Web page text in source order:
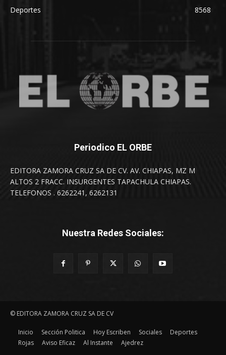
Deportes
8568
Periodico EL ORBE
EDITORA ZAMORA CRUZ SA DE CV. AV. CHIAPAS, MZ M
ALTOS 2 FRACC. INSURGENTES TAPACHULA CHIAPAS.
TELEFONOS . 6262241, 6262131
Nuestra Redes Sociales:
© EDITORA ZAMORA CRUZ SA DE CV
Inicio Sección Politica Hoy Escriben Sociales
Deportes
Rojas
Aviso Eficaz Al Instante Ajedrez